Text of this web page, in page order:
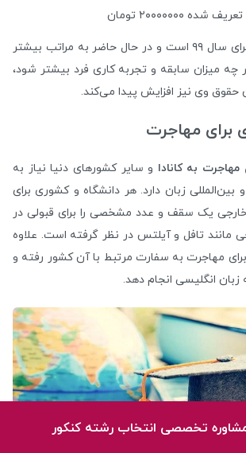
دقت کنید این آمار برای سال ۹۹ است و در حال حاضر به مراتب بیشتر
میزان سابقه و تجربه کاری فرد بیشتر شود،
وی نیز افزایش پیدا می‌کند.
برای مهاجرت
به کانادا و سایر کشورهای دنیا نیاز به
زبان دارد. هر دانشگاه و کشوری برای
یک سقف و عدد مشخصی را برای قبولی در
مانند تافل و آیلتس در نظر گرفته‌ است. علاوه
برای مهاجرت به سفارت مرتبط با آن کشور رفته و
زبان انگلیسی انجام دهد.
تخصصی انتخاب رشته کنکور